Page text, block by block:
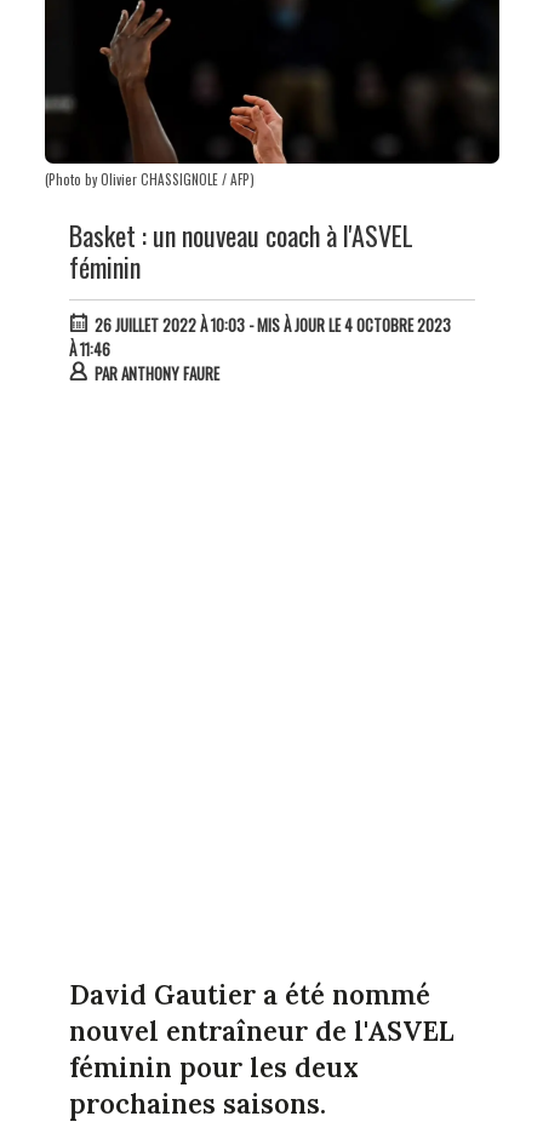
(Photo by Olivier CHASSIGNOLE / AFP)
Basket : un nouveau coach à l'ASVEL
féminin
26 JUILLET 2022 À 10:03- MIS À JOUR LE 4 OCTOBRE 2023
À 11:46
PARANTHONY FAURE
David Gautier a été nommé
nouvel entraîneur de l'ASVEL
féminin pour les deux
prochaines saisons.